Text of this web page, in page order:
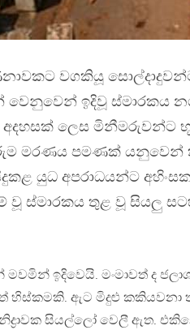
වගකියූ
වෙනුවෙන් ඉදිවූ ස්මාරකය
අදහසක් ලෙස මිනීමරුවන්ට
මරණය පමණක් යනුවෙන්
යුධ අපරාධයන්ට
වූ ස්මාරකය තුළ වූ සියලු
ඉදිවෙයි. මංමාවත් ද
හිස්කමකි. ඇට මිදුළු කකියවනා
නිද්‍රාවක සියල්ලෝ වෙලී ඇත.